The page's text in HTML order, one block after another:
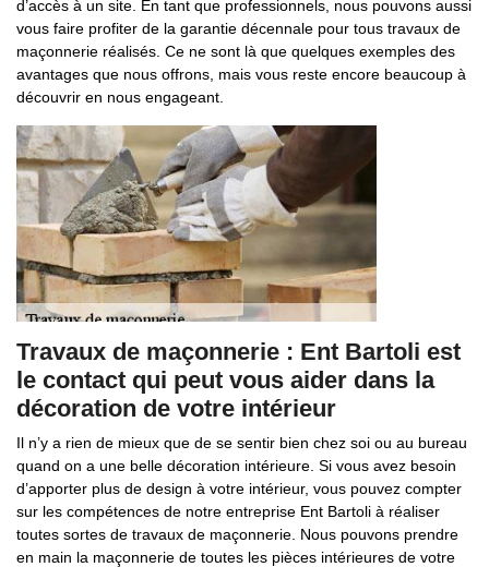
d’accès à un site. En tant que professionnels, nous pouvons aussi
vous faire profiter de la garantie décennale pour tous travaux de
maçonnerie réalisés. Ce ne sont là que quelques exemples des
avantages que nous offrons, mais vous reste encore beaucoup à
découvrir en nous engageant.
Travaux de maçonnerie : Ent Bartoli est
le contact qui peut vous aider dans la
décoration de votre intérieur
Il n’y a rien de mieux que de se sentir bien chez soi ou au bureau
quand on a une belle décoration intérieure. Si vous avez besoin
d’apporter plus de design à votre intérieur, vous pouvez compter
sur les compétences de notre entreprise Ent Bartoli à réaliser
toutes sortes de travaux de maçonnerie. Nous pouvons prendre
en main la maçonnerie de toutes les pièces intérieures de votre